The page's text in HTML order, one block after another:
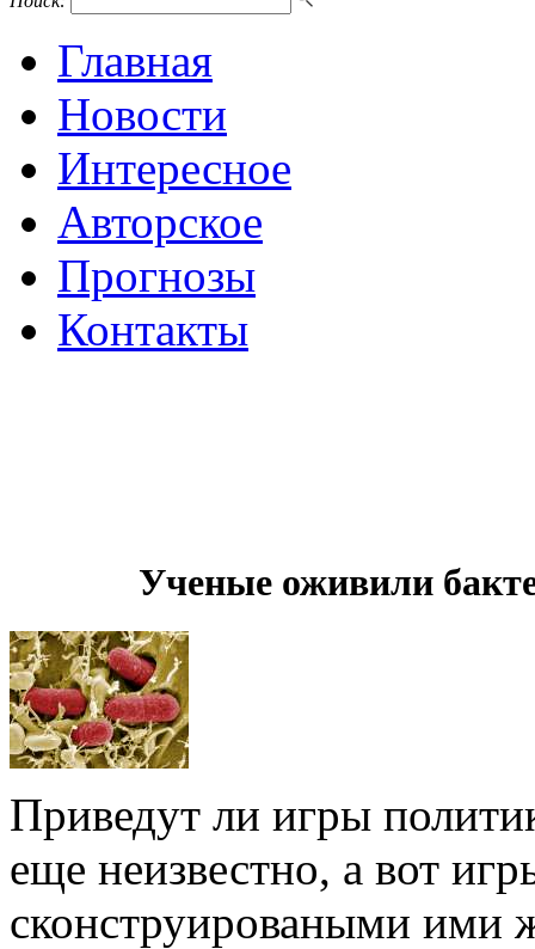
Главная
Новости
Интересное
Авторское
Прогнозы
Контакты
Ученые оживили
Приведут ли игры
еще неизвестно, а вот
сконструироваными ими